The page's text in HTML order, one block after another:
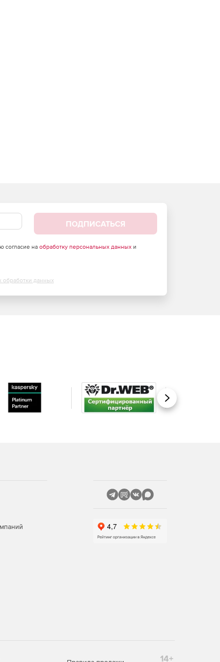
ПОДПИСАТЬСЯ
согласие на обработку персональных данныхи
обработки данных
Вперед
14+